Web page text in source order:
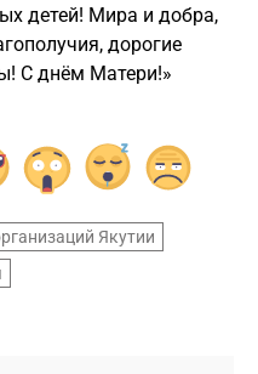
детей! Мира и добра,
дорогие
С днём Матери!»
Якутии